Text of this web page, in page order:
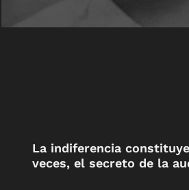
La indiferencia
veces, el secreto de la